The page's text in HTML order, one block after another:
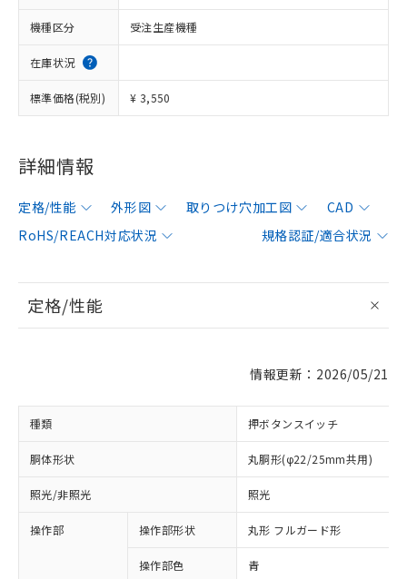
機種区分 受注生産機種
在庫状況
標準価格(税別) ¥ 3,550
詳細情報
定格/性能 外形図 取りつけ穴加工図
CAD
RoHS/REACH対応状況
規格認証/適合状況
定格/性能
情報更新：2026/05/21
種類 押ボタンスイッチ
胴体形状 丸胴形(φ22/25mm共用)
照光/非照光 照光
操作部 操作部形状 丸形 フルガード形
操作部色 青